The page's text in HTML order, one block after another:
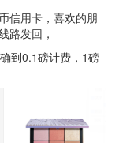
信用卡，喜欢的朋
路发回，
到0.1磅计费，1磅